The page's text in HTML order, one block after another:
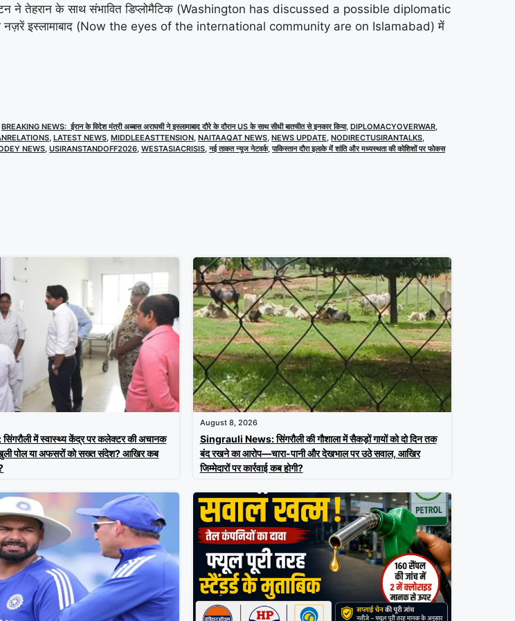
ने तेहरान के साथ संभावित डिप्लोमैटिक (Washington has discussed a possible diplomatic
इस्लामाबाद (Now the eyes of the international community are on Islamabad) में
BREAKING NEWS: ईरान के विदेश मंत्री अब्बास अराघची ने इस्लामाबाद दौरे के दौरान US के साथ सीधी बातचीत से इनकार किया, DIPLOMACYOVERWAR,
, LATEST NEWS, MIDDLEEASTTENSION, NAITAAQAT NEWS, NEWS UPDATE, NODIRECTUSIRANTALKS,
NEWS, USIRANSTANDOFF2026, WESTASIACRISIS,नई ताकत न्यूज नेटवर्क,पाकिस्तान दौरा इलाके में शांति और मध्यस्थता की कोशिशों पर फोकस
में स्वास्थ्य केंद्र पर कलेक्टर की अचानक
पोल या अफसरों को सख्त संदेश? आखिर कब
August 8, 2026
Singrauli News: सिंगरौली की गौशाला में सैकड़ों गायों को दो दिन तक
बंद रखने का आरोप—चारा-पानी और देखभाल पर उठे सवाल, आखिर
जिम्मेदारों पर कार्रवाई कब होगी?